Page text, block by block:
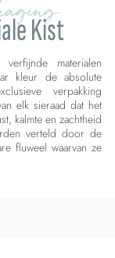
Kist
materialen
kleur de absolute
verpakking
elk sieraad dat het
kalmte en zachtheid
verteld door de
fluweel waarvan ze